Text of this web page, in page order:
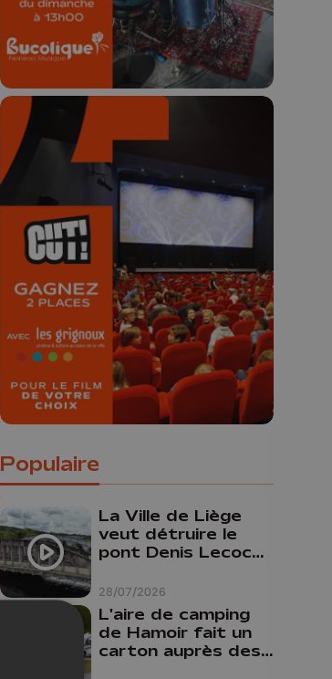
🎬 Concours CUT x
Les Grignoux ✨
Concours permanent - 2 places à
gagner chaque semaine !
Populaire
28/07/2026
La Ville de Liège
veut détruire le
pont Denis Lecocq
budget pour le
faire
L'aire de camping
de Hamoir fait un
carton auprès des